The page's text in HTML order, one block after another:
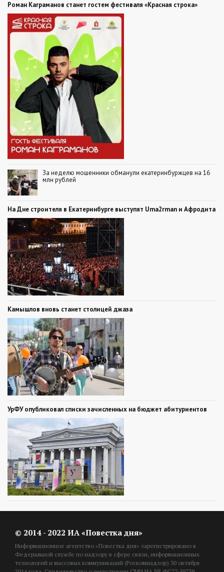
Роман Каграманов станет гостем фестиваля «Красная строка»
За неделю мошенники обманули екатеринбуржцев на 16
млн рублей
На Дне строителя в Екатеринбурге выступят Uma2rman и Афродита
Камышлов вновь станет столицей джаза
УрФУ опубликовал списки зачисленных на бюджет абитуриентов
© 2014 - 2022 ИА «Повестка дня»
Информационное агентство «Повестка дня» зарегистрировано в
Федеральной службе по надзору в сфере связи, информационных
технологий и массовых коммуникаций (Роскомнадзор) 30 октября